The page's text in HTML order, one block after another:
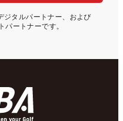
ジタルパートナー、および
パートナーです。